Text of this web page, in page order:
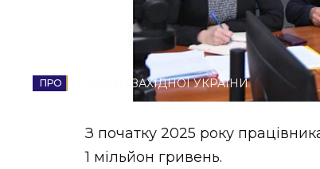
ВІДЕОНОВИНИ ЗАХІДНОЇ УКРАЇНИ
З початку 2025 року
1 мільйон гривень.